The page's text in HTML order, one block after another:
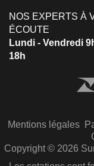
NOS EXPERTS À
ÉCOUTE
Lundi - Vendredi
18h
Mentions légales
Copyright © 2026